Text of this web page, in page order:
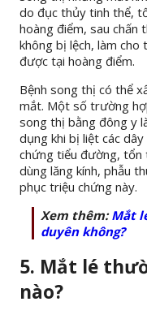
do đục thủy tinh thể,
hoàng điểm, sau chấn
không bị lệch, làm
được tại hoàng điểm.
Bệnh song thị có thể
mắt. Một số trường
song thị bằng đông y
dụng khi bị liệt các
chứng tiểu đường, tổn
dùng lăng kính, phẫu
phục triệu chứng này.
Xem thêm:Mắt
duyên không?
5. Mắt lé
nào?